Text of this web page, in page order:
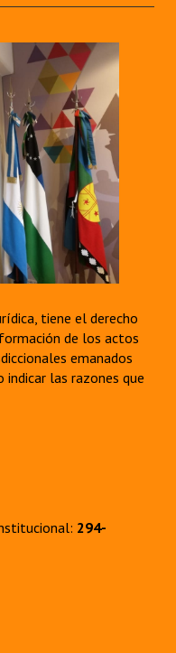
tiene el derecho
de los actos
emanados
indicar las razones que
294-